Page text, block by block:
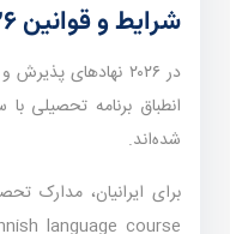
شرایط و قوانین ۲۰۲۶ (به‌روز و کاربردی)
انطباق برنامه تحصیلی
شده‌اند.